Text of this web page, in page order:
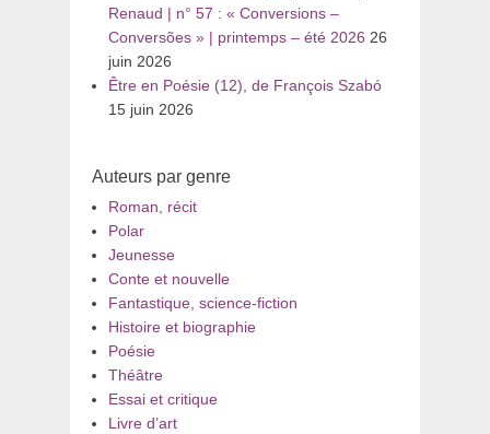
Renaud | n° 57 : « Conversions –
Conversões » | printemps – été 2026 26
juin 2026
Être en Poésie (12), de François Szabó
15 juin 2026
Auteurs par genre
Roman, récit
Polar
Jeunesse
Conte et nouvelle
Fantastique, science-fiction
Histoire et biographie
Poésie
Théâtre
Essai et critique
Livre d’art